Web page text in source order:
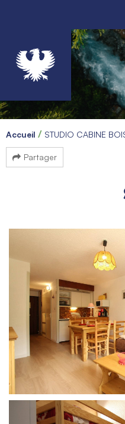
Accueil STUDIO CABINE
Partager